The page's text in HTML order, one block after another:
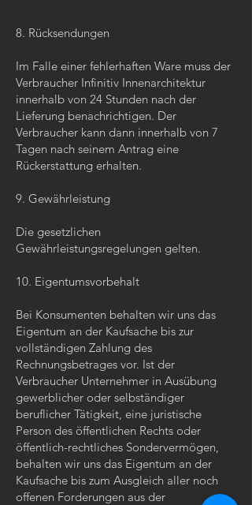
8. Rücksendungen
Im Falle einer fehlerhaften Ware muss der
Verbraucher Infinitiv Innenarchitektur
innerhalb von 24 Stunden nach der
Lieferung benachrichtigen. Der
Verbraucher kann dann innerhalb von 7
Tagen nach seinem Antrag eine
Rückerstattung erhalten.
9. Gewährleistung
Die gesetzlichen
Gewährleistungsregelungen gelten.
10. Eigentumsvorbehalt
Bei Konsumenten behalten wir uns das
Eigentum an der Kaufsache bis zur
vollständigen Zahlung des
Rechnungsbetrages vor. Ist der
Verbraucher Unternehmer in Ausübung
gewerblicher oder selbständiger
beruflicher Tätigkeit, eine juristische
Person des öffentlichen Rechts oder
öffentlich-rechtliches Sondervermögen,
behalten wir uns das Eigentum an der
Kaufsache bis zum Ausgleich aller noch
offenen Forderungen aus der